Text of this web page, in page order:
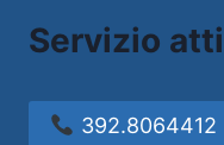
Servizio
392.8064412